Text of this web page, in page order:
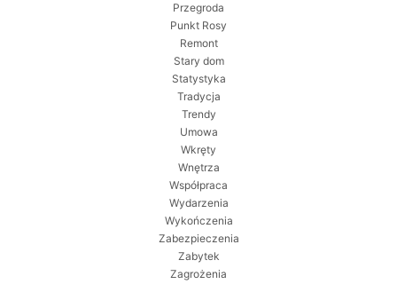
Przegroda
Punkt Rosy
Remont
Stary dom
Statystyka
Tradycja
Trendy
Umowa
Wkręty
Wnętrza
Współpraca
Wydarzenia
Wykończenia
Zabezpieczenia
Zabytek
Zagrożenia